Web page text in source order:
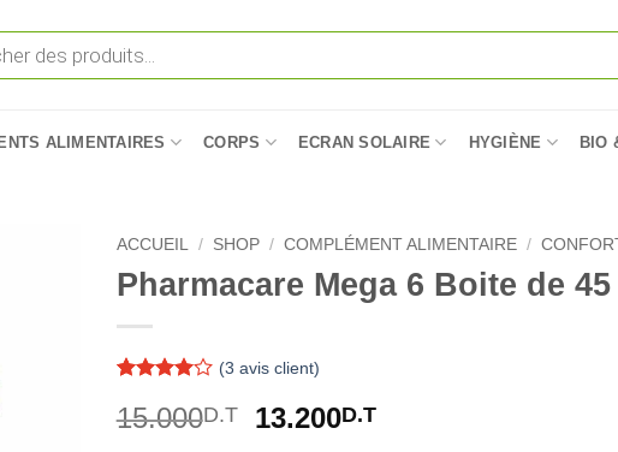
ALIMENTAIRES CORPS ECRAN SOLAIRE HYGIÈNE BIO
ACCUEIL / SHOP / COMPLÉMENT ALIMENTAIRE /
Pharmacare Mega 6 Boite de 45
sur 5
basé sur
(3 avis client)
15.000D.T
Le
13.200D.TLe
prix